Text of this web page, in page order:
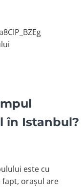
în Istanbul?
este cu
orașul are